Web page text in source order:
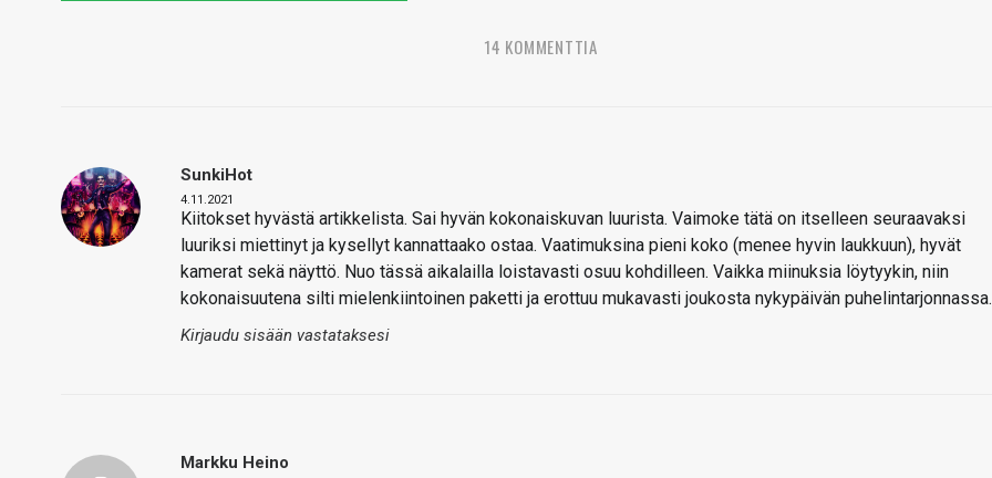
14 KOMMENTTIA
SunkiHot
4.11.2021
Kiitokset hyvästä artikkelista. Sai hyvän kokonaiskuvan luurista. Vaimoke tätä on itselleen seuraavaksi
luuriksi miettinyt ja kysellyt kannattaako ostaa. Vaatimuksina pieni koko (menee hyvin laukkuun), hyvät
kamerat sekä näyttö. Nuo tässä aikalailla loistavasti osuu kohdilleen. Vaikka miinuksia löytyykin, niin
kokonaisuutena silti mielenkiintoinen paketti ja erottuu mukavasti joukosta nykypäivän puhelintarjonnassa.
Kirjaudu sisään vastataksesi
Markku Heino